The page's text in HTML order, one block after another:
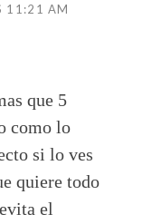
11:21 AM
que 5
como lo
si lo ves
quiere todo
el